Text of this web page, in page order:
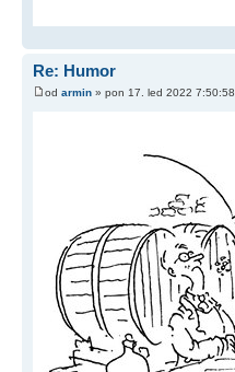
Re: Humor
od armin » pon 17. led 2022 7:50:58